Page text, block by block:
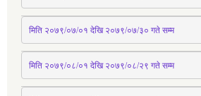
मिति २०७९/०७/०१ देखि २०७९/०७/३० गते सम्म
मिति २०७९/०८/०१ देखि २०७९/०८/२९ गते सम्म